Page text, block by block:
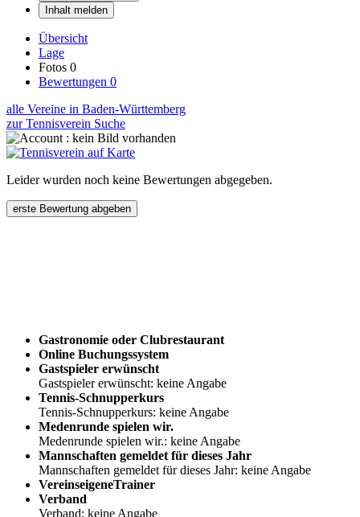
Inhalt melden
Übersicht
Lage
Fotos 0
Bewertungen 0
alle Vereine in Baden-Württemberg
zur Tennisverein Suche
Leider wurden noch keine Bewertungen abgegeben.
erste Bewertung abgeben
Gastronomie oder Clubrestaurant
Online Buchungssystem
Gastspieler erwünscht
Gastspieler erwünscht: keine Angabe
Tennis-Schnupperkurs
Tennis-Schnupperkurs: keine Angabe
Medenrunde spielen wir.
Medenrunde spielen wir.: keine Angabe
Mannschaften gemeldet für dieses Jahr
Mannschaften gemeldet für dieses Jahr: keine Angabe
VereinseigeneTrainer
Verband
Verband: keine Angabe